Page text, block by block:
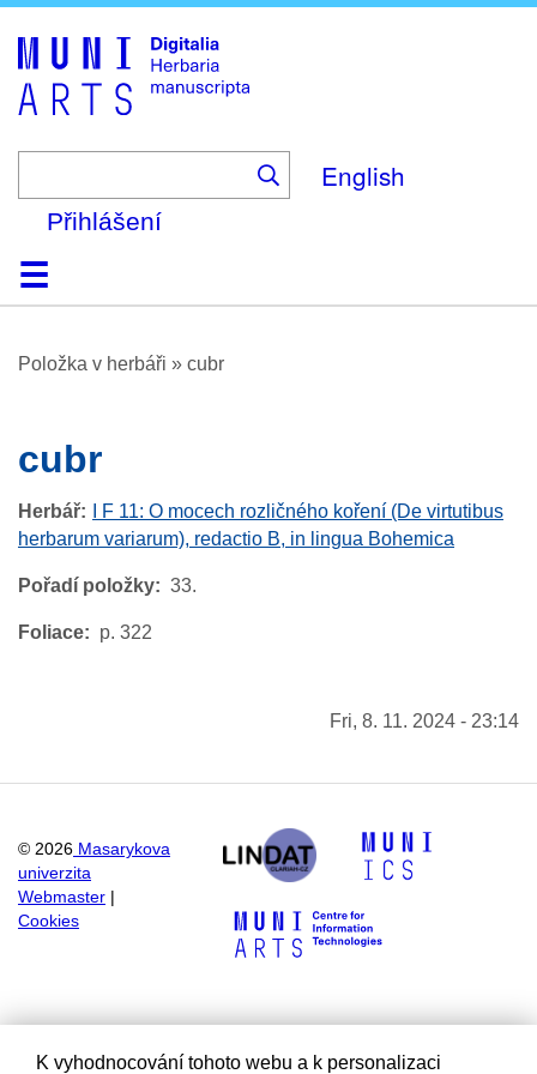
English
Přihlášení
DomůProhlížení
O platformě
Nápověda
KontaktDigitalia
Položka v herbáři » cubr
cubr
Herbář
I F 11: O mocech rozličného koření (De virtutibus
herbarum variarum), redactio B, in lingua Bohemica
Pořadí položky 33.
Foliace p. 322
Fri, 8. 11. 2024 - 23:14
© 2026 Masarykova
univerzita
Webmaster
Cookies
K vyhodnocování tohoto webu a k personalizaci